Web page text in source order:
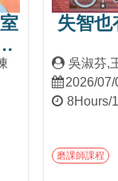
失智也
吳淑芬,
2026/
8Hours/
磨課師課程